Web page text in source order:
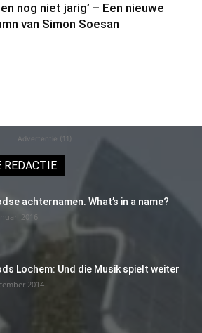
nog niet jarig’ – Een nieuwe
van Simon Soesan
Advertentie (11)
REDACTIE
achternamen. What’s in a name?
2016
Lochem: Und die Musik spielt weiter
2014